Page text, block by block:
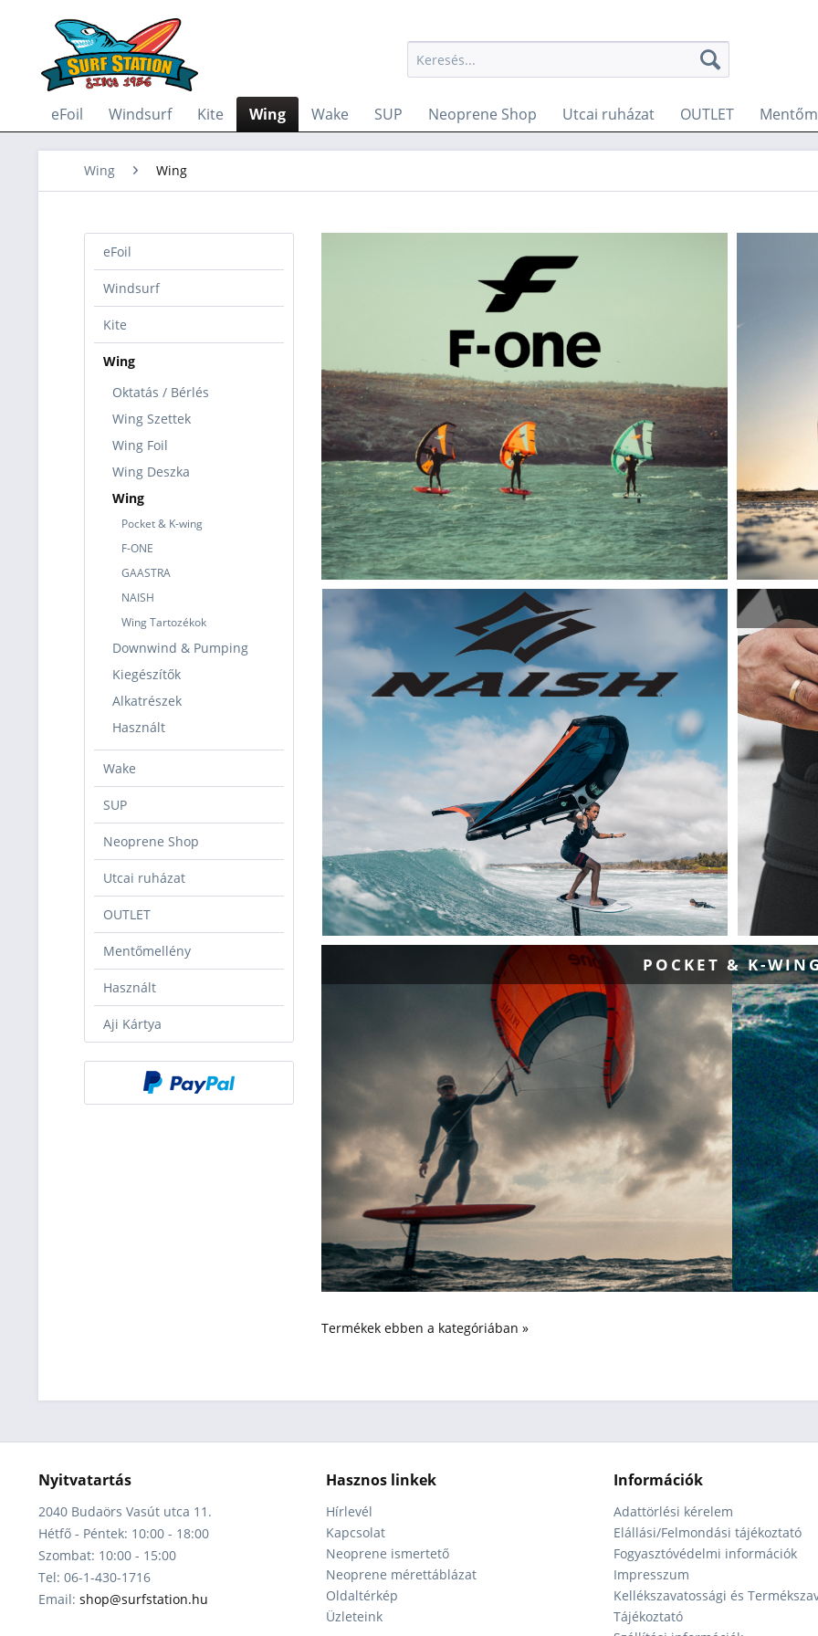
eFoil Windsurf Kite Wing Wake SUP Neoprene Shop Utcai ruházat OUTLET
Wing Wing
eFoil
Windsurf
Kite
Wing
Oktatás / Bérlés
Wing Szettek
Wing Foil
Wing Deszka
Wing
Pocket & K-wing
F-ONE
GAASTRA
NAISH
Wing Tartozékok
Downwind & Pumping
Kiegészítők
Alkatrészek
Használt
Wake
SUP
Neoprene Shop
Utcai ruházat
OUTLET
Mentőmellény
Használt
Aji Kártya
POCKET & K-
Termékek ebben a kategóriában »
Nyitvatartás
2040 Budaörs Vasút utca 11.
Hétfő - Péntek: 10:00 - 18:00
Szombat: 10:00 - 15:00
Tel: 06-1-430-1716
Email: shop@surfstation.hu
Hasznos linkek
Hírlevél
Kapcsolat
Neoprene ismertető
Neoprene mérettáblázat
Oldaltérkép
Üzleteink
Információk
Adattörlési kérelem
Elállási/Felmondási tájékoztató
Fogyasztóvédelmi információk
Impresszum
Kellékszavatossági és
Tájékoztató